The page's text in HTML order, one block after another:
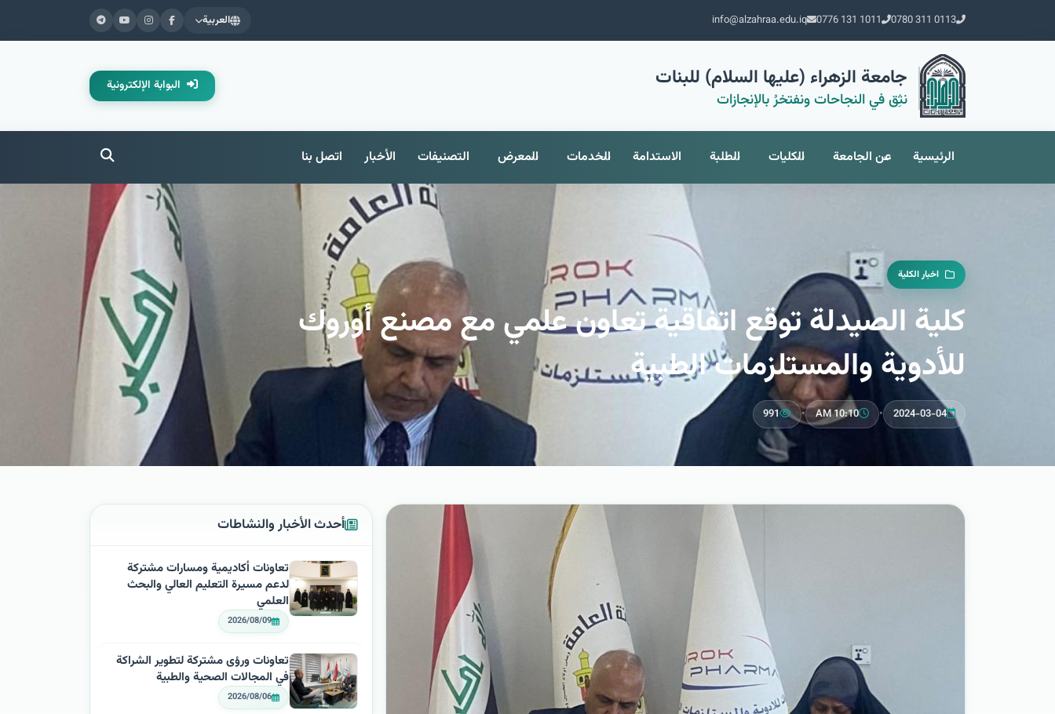
0780 311 0113
0776 131 1011
info@alzahraa.edu.iq العربية
جامعة الزهراء (عليها السلام) للبنات
نثِق في النجاحات ونفتخرُ بالإنجازات
البوابة الإلكترونية
الرئيسية عن الجامعة الكليات الطلبة الاستدامة الخدمات المعرض التصنيفات الأخبار اتصل بنا
اخبار الكلية
كلية الصيدلة توقع اتفاقية تعاون علمي مع مصنع أوروك
للأدوية والمستلزمات الطبية
2024-03-04
•
10:10 AM
•
991
أحدث الأخبار والنشاطات
تعاونات أكاديمية ومسارات مشتركة
لدعم مسيرة التعليم العالي والبحث
العلمي
2026/08/09
تعاونات ورؤى مشتركة لتطوير الشراكة
في المجالات الصحية والطبية
2026/08/06